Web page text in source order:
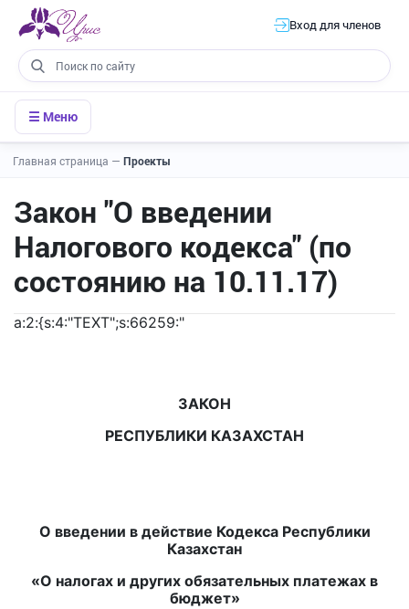
Вход для членов
☰ Меню
Главная страница — Проекты
Закон "О введении
Налогового кодекса" (по
состоянию на 10.11.17)
a:2:{s:4:"TEXT";s:66259:"
ЗАКОН
РЕСПУБЛИКИ КАЗАХСТАН
О введении в действие Кодекса Республики
Казахстан
«О налогах и других обязательных платежах в
бюджет»